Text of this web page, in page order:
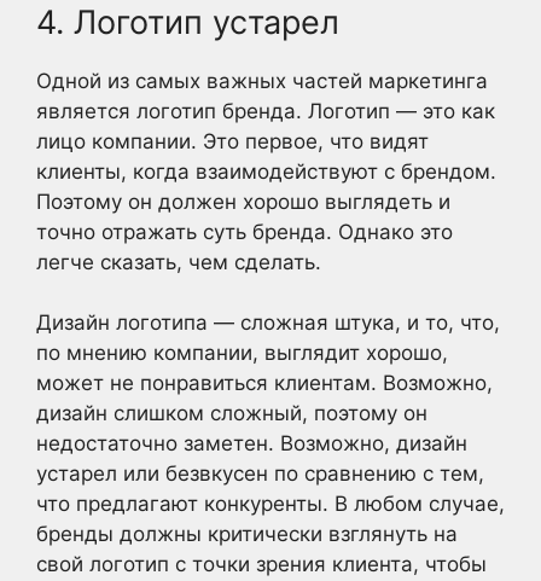
4. Логотип устарел
Одной из самых важных частей маркетинга
является логотип бренда. Логотип — это как
лицо компании. Это первое, что видят
клиенты, когда взаимодействуют с брендом.
Поэтому он должен хорошо выглядеть и
точно отражать суть бренда. Однако это
легче сказать, чем сделать.
Дизайн логотипа — сложная штука, и то, что,
по мнению компании, выглядит хорошо,
может не понравиться клиентам. Возможно,
дизайн слишком сложный, поэтому он
недостаточно заметен. Возможно, дизайн
устарел или безвкусен по сравнению с тем,
что предлагают конкуренты. В любом случае,
бренды должны критически взглянуть на
свой логотип с точки зрения клиента, чтобы